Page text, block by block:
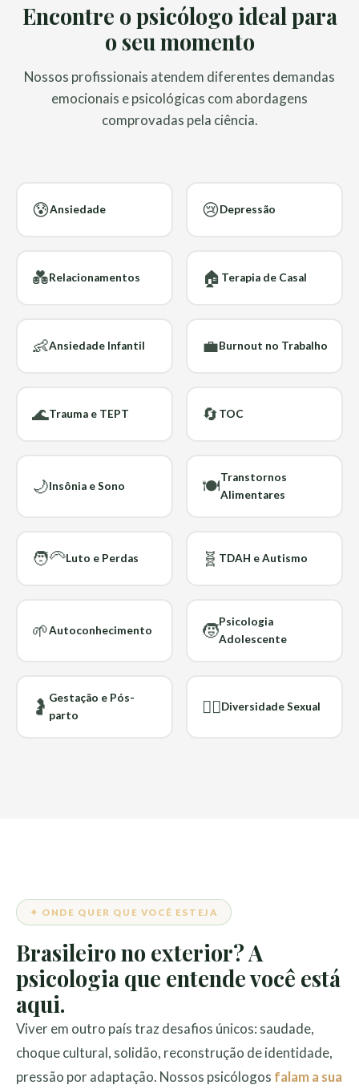
Encontre o psicólogo ideal para
o seu momento
Nossos profissionais atendem diferentes demandas
emocionais e psicológicas com abordagens
comprovadas pela ciência.
😰Ansiedade 😢Depressão
💑Relacionamentos 🏠 Terapia de Casal
👶Ansiedade Infantil 💼Burnout no Trabalho
🌊Trauma e TEPT 🔄TOC
🌙Insônia e Sono 🍽️Transtornos
Alimentares
🧑‍🦳Luto e Perdas 🧬 TDAH e Autismo
🌱Autoconhecimento 🧒Psicologia
Adolescente
🤰 Gestação e Pós-
parto
🏳️‍🌈Diversidade Sexual
✦ ONDE QUER QUE VOCÊ ESTEJA
Brasileiro no exterior? A
psicologia que entende você está
aqui.
Viver em outro país traz desafios únicos: saudade,
choque cultural, solidão, reconstrução de identidade,
pressão por adaptação. Nossos psicólogos falam a sua